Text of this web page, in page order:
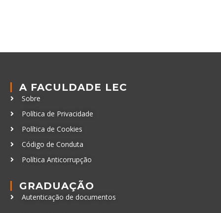
A FACULDADE LEC
Sobre
Política de Privacidade
Política de Cookies
Código de Conduta
Política Anticorrupção
GRADUAÇÃO
Autenticação de documentos